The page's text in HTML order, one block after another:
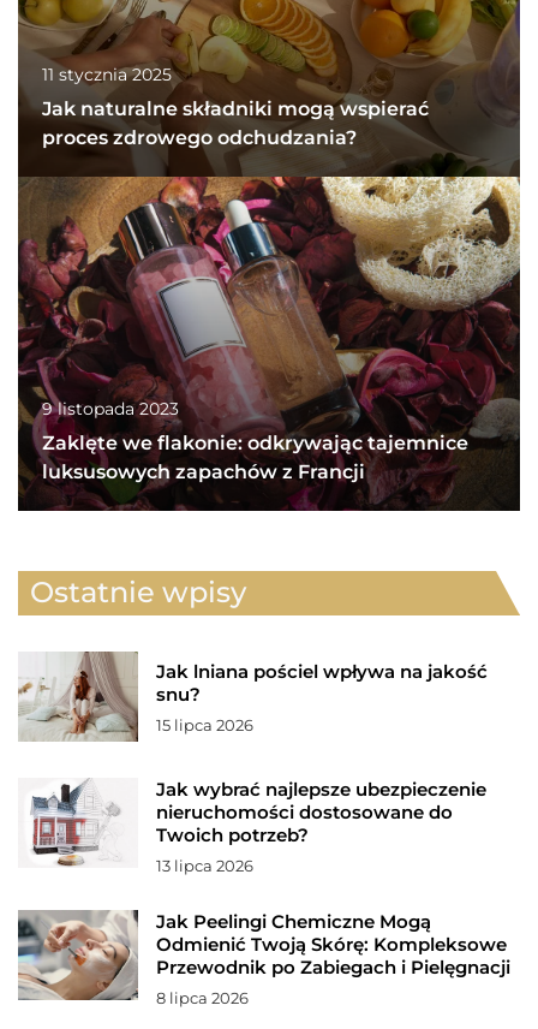
11 stycznia 2025
Jak naturalne składniki mogą wspierać
proces zdrowego odchudzania?
9 listopada 2023
Zaklęte we flakonie: odkrywając tajemnice
luksusowych zapachów z Francji
Ostatnie wpisy
Jak lniana pościel wpływa na jakość
snu?
15 lipca 2026
Jak wybrać najlepsze ubezpieczenie
nieruchomości dostosowane do
Twoich potrzeb?
13 lipca 2026
Jak Peelingi Chemiczne Mogą
Odmienić Twoją Skórę: Kompleksowe
Przewodnik po Zabiegach i Pielęgnacji
8 lipca 2026